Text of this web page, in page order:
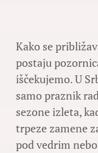
Kako se
postaju
iščekujemo. U
samo praznik
sezone izleta,
trpeze zamene
pod vedrim